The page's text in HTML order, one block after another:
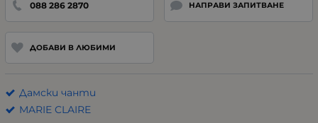
088 286 2870 НАПРАВИ ЗАПИТВАНЕ
ДОБАВИ В ЛЮБИМИ
Дамски чанти
MARIE CLAIRE